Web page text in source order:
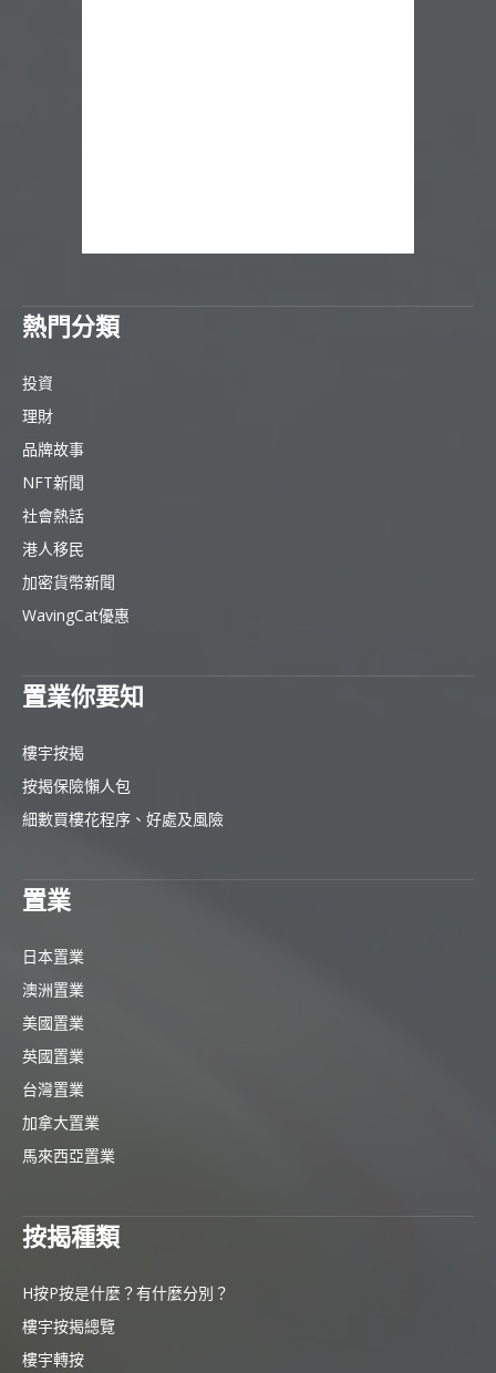
熱門分類
投資
理財
品牌故事
NFT新聞
社會熱話
港人移民
加密貨幣新聞
WavingCat優惠
置業你要知
樓宇按揭
按揭保險懶人包
細數買樓花程序、好處及風險
置業
日本置業
澳洲置業
美國置業
英國置業
台灣置業
加拿大置業
馬來西亞置業
按揭種類
H按P按是什麼？有什麼分別？
樓宇按揭總覽
樓宇轉按